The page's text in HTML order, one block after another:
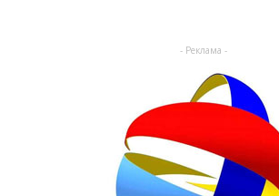
- Реклама -